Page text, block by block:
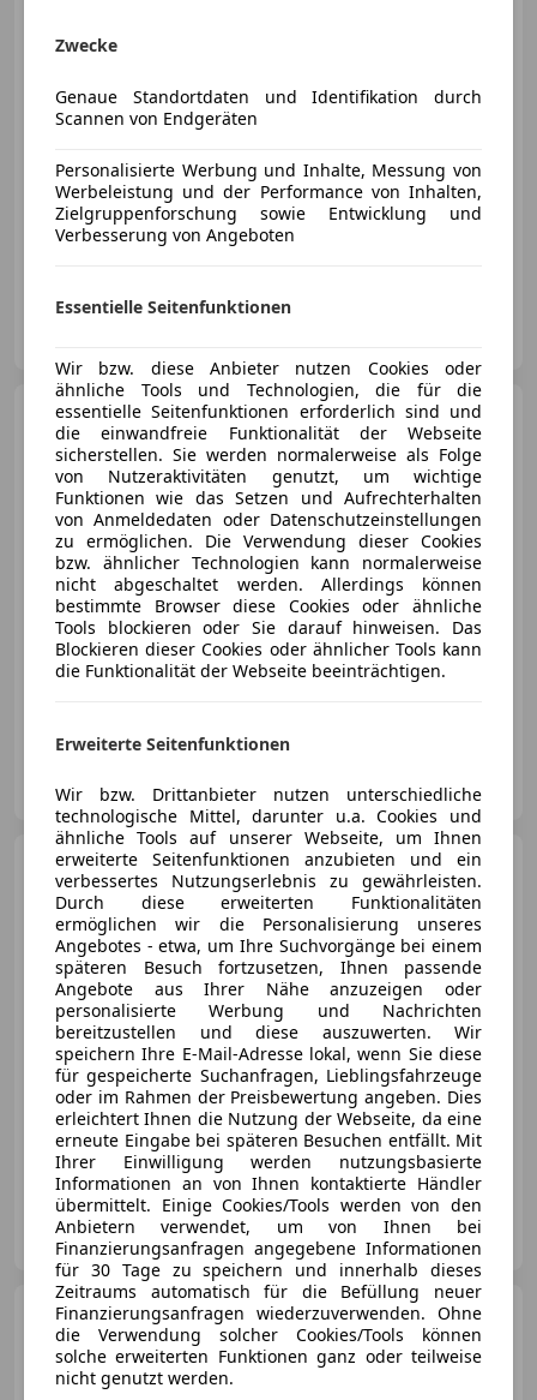
06/2012 68 000 km Benzin
195 kW (265 PS)
Autohaus Fortmüller
Porsche 911
Carrera GTS T-
Hybrid Cabriolet ''18 Wege+Inno''
€ 258 992 1
AT-6800 Feldkirch
Porsche 911
964 Carrera 4
Cabriolet / Deutsche Papiere
€ 59 900
07/1990 182 000 km Benzin 184 kW (250 PS)
Privat
AT-1110 Wien 11., Simmering
Porsche 718Style Edition
Zwecke
Genaue Standortdaten und Identifikation durch
Scannen von Endgeräten
Personalisierte Werbung und Inhalte, Messung von
Werbeleistung und der Performance von Inhalten,
Zielgruppenforschung sowie Entwicklung und
Verbesserung von Angeboten
Essentielle Seitenfunktionen
Wir bzw. diese Anbieter nutzen Cookies oder
ähnliche Tools und Technologien, die für die
essentielle Seitenfunktionen erforderlich sind und
die einwandfreie Funktionalität der Webseite
sicherstellen. Sie werden normalerweise als Folge
von Nutzeraktivitäten genutzt, um wichtige
Funktionen wie das Setzen und Aufrechterhalten
von Anmeldedaten oder Datenschutzeinstellungen
zu ermöglichen. Die Verwendung dieser Cookies
bzw. ähnlicher Technologien kann normalerweise
nicht abgeschaltet werden. Allerdings können
bestimmte Browser diese Cookies oder ähnliche
Tools blockieren oder Sie darauf hinweisen. Das
Blockieren dieser Cookies oder ähnlicher Tools kann
die Funktionalität der Webseite beeinträchtigen.
Erweiterte Seitenfunktionen
Wir bzw. Drittanbieter nutzen unterschiedliche
technologische Mittel, darunter u.a. Cookies und
ähnliche Tools auf unserer Webseite, um Ihnen
erweiterte Seitenfunktionen anzubieten und ein
verbessertes Nutzungserlebnis zu gewährleisten.
Durch diese erweiterten Funktionalitäten
ermöglichen wir die Personalisierung unseres
Angebotes - etwa, um Ihre Suchvorgänge bei einem
späteren Besuch fortzusetzen, Ihnen passende
Angebote aus Ihrer Nähe anzuzeigen oder
personalisierte Werbung und Nachrichten
bereitzustellen und diese auszuwerten. Wir
speichern Ihre E-Mail-Adresse lokal, wenn Sie diese
für gespeicherte Suchanfragen, Lieblingsfahrzeuge
oder im Rahmen der Preisbewertung angeben. Dies
erleichtert Ihnen die Nutzung der Webseite, da eine
erneute Eingabe bei späteren Besuchen entfällt. Mit
Ihrer Einwilligung werden nutzungsbasierte
Informationen an von Ihnen kontaktierte Händler
übermittelt. Einige Cookies/Tools werden von den
Anbietern verwendet, um von Ihnen bei
Finanzierungsanfragen angegebene Informationen
für 30 Tage zu speichern und innerhalb dieses
Zeitraums automatisch für die Befüllung neuer
Finanzierungsanfragen wiederzuverwenden. Ohne
die Verwendung solcher Cookies/Tools können
solche erweiterten Funktionen ganz oder teilweise
nicht genutzt werden.